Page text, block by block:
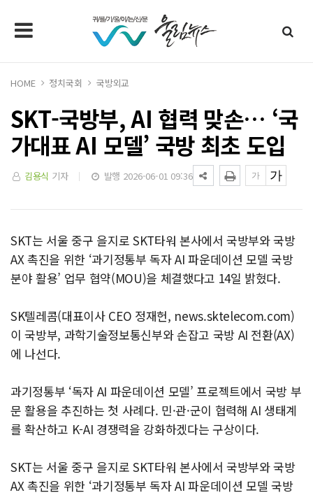
HOME 정치국회 국방외교
SKT-국방부, AI 협력 맞손… ‘국
가대표 AI 모델’ 국방 최초 도입
김용식 기자 발행 2026-06-01 09:36
SKT는 서울 중구 을지로 SKT타워 본사에서 국방부와 국방
AX 촉진을 위한 ‘과기정통부 독자 AI 파운데이션 모델 국방
분야 활용’ 업무 협약(MOU)을 체결했다고 14일 밝혔다.
SK텔레콤(대표이사 CEO 정재헌, news.sktelecom.com)
이 국방부, 과학기술정보통신부와 손잡고 국방 AI 전환(AX)
에 나선다.
과기정통부 ‘독자 AI 파운데이션 모델’ 프로젝트에서 국방 부
문 활용을 추진하는 첫 사례다. 민·관·군이 협력해 AI 생태계
를 확산하고 K-AI 경쟁력을 강화하겠다는 구상이다.
SKT는 서울 중구 을지로 SKT타워 본사에서 국방부와 국방
AX 촉진을 위한 ‘과기정통부 독자 AI 파운데이션 모델 국방